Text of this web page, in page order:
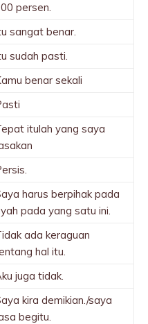
persen.
sangat benar.
sudah pasti.
benar sekali
itulah yang saya
harus berpihak pada
pada yang satu ini.
ada keraguan
hal itu.
juga tidak.
kira demikian./saya
begitu.